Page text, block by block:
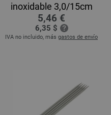
inoxidable 3,0/15cm
5,46 €
6,35 $
IVA no incluido, más gastos de envío